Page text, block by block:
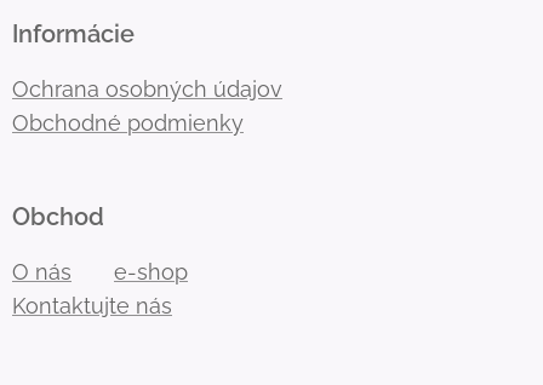
Informácie
Ochrana osobných údajov
Obchodné podmienky
Obchod
O nás
e-shop
Kontaktujte nás